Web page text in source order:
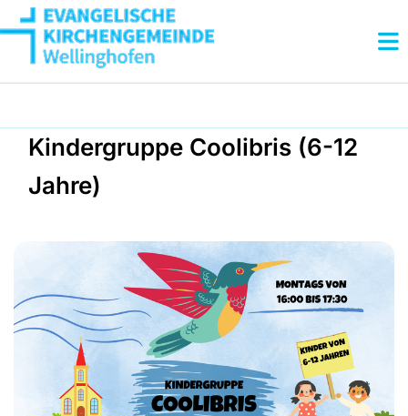
Kindergruppe Coolibris (6-12
Jahre)